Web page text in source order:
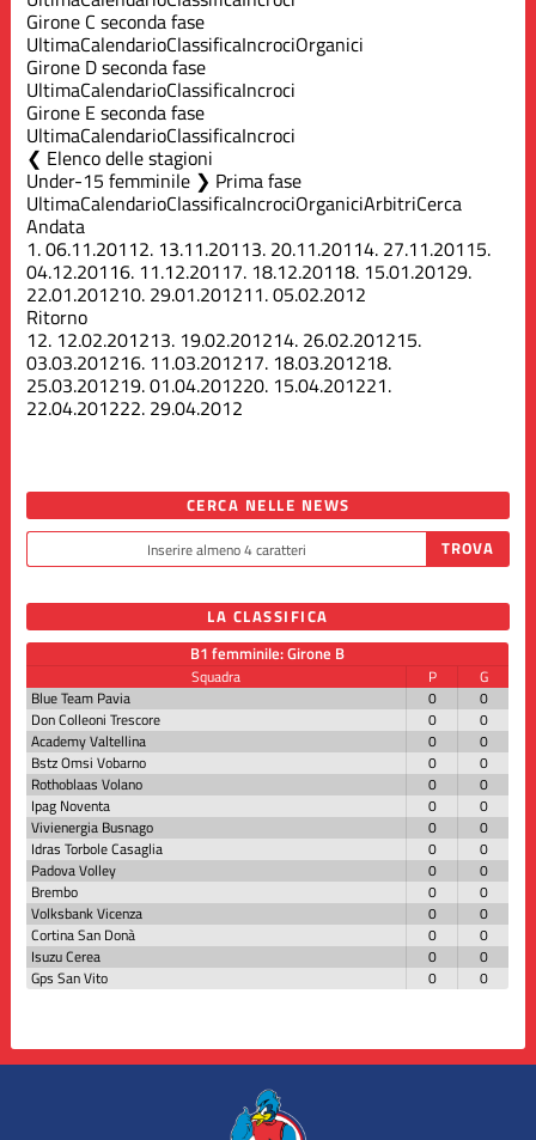
Girone C seconda fase
UltimaCalendarioClassificaIncrociOrganici
Girone D seconda fase
UltimaCalendarioClassificaIncroci
Girone E seconda fase
UltimaCalendarioClassificaIncroci
Elenco delle stagioni
Under-15 femminile ❯ Prima fase
UltimaCalendarioClassificaIncrociOrganiciArbitriCerca
Andata
1.06.11.20112. 13.11.20113. 20.11.20114. 27.11.20115.
04.12.20116. 11.12.20117. 18.12.20118. 15.01.20129.
22.01.201210. 29.01.201211.05.02.2012
Ritorno
12. 12.02.201213. 19.02.201214. 26.02.201215.
03.03.201216. 11.03.201217. 18.03.201218.
25.03.201219.01.04.201220. 15.04.201221.
22.04.201222. 29.04.2012
CERCA NELLE NEWS
LA CLASSIFICA
B1 femminile: Girone B
Squadra P
G
Blue Team Pavia
0
0
Don Colleoni Trescore
0
0
Academy Valtellina
0
0
Bstz Omsi Vobarno
0
0
Rothoblaas Volano
0
0
Ipag Noventa
0
0
Vivienergia Busnago
0
0
Idras Torbole Casaglia
0
0
Padova Volley
0
0
Brembo
0
0
Volksbank Vicenza
0
0
Cortina San Donà
0
0
Isuzu Cerea
0
0
Gps San Vito
0 0